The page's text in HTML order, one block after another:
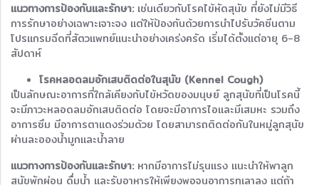
แนวทางการป้องกันและรักษา:เช่นเดียวกับโรคไข้หัดสุนัข ที่ยังไม่มีวิธี
การรักษาอย่างเฉพาะเจาะจง แต่ให้ป้องกันด้วยการนำไปรับวัคซีนตาม
โปรแกรมฉีดที่สัตวแพทย์แนะนำอย่างเคร่งครัด เริ่มได้ตั้งแต่อายุ 6-8
สัปดาห์
โรคหลอดลมอักเสบติดต่อในสุนัข (Kennel Cough)
เป็นลักษณะอาการที่ใกล้เคียงกับไข้หวัดของมนุษย์ ลูกสุนัขที่เป็นโรคนี้
จะมีภาวะหลอดลมอักเสบติดต่อ โดยจะมีอาการไอและมีเสมหะ รวมถึง
อาการซึม มีอาการตาแดงร่วมด้วย โดยสามารถติดต่อกันในหมู่ลูกสุนัข
ผ่านละอองน้ำมูกและน้ำลาย
แนวทางการป้องกันและรักษา:หากมีอาการไม่รุนแรง แนะนำให้พาลูก
สุนัขพักผ่อน ดื่มน้ำ และรับอาหารให้เพียงพอจนอาการทุเลาลง แต่ถ้า